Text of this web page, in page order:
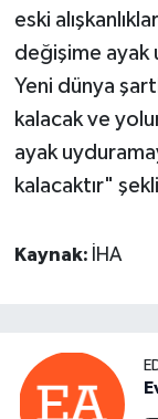
eski
değişime ayak
Yeni dünya
kalacak ve
ayak
kalacaktır"
Kaynak: İHA